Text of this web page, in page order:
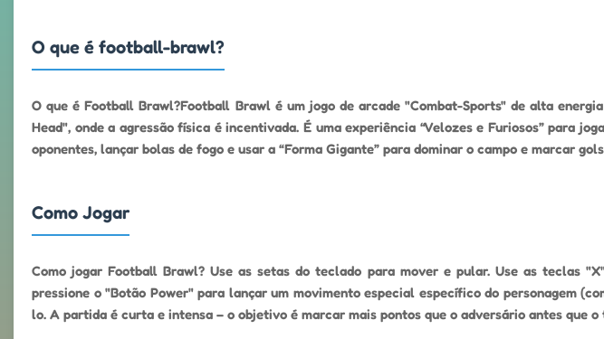
O que é football-brawl?
O que é Football Brawl?Football Brawl é um jogo de arcade "Combat-Sports" de alta
Head", onde a agressão física é incentivada. É uma experiência “Velozes e Furiosos” para
oponentes, lançar bolas de fogo e usar a “Forma Gigante” para dominar o campo e marcar
Como Jogar
Como jogar Football Brawl? Use as setas do teclado para mover e pular. Use as teclas
pressione o "Botão Power" para lançar um movimento especial específico do personagem
lo. A partida é curta e intensa – o objetivo é marcar mais pontos que o adversário antes que